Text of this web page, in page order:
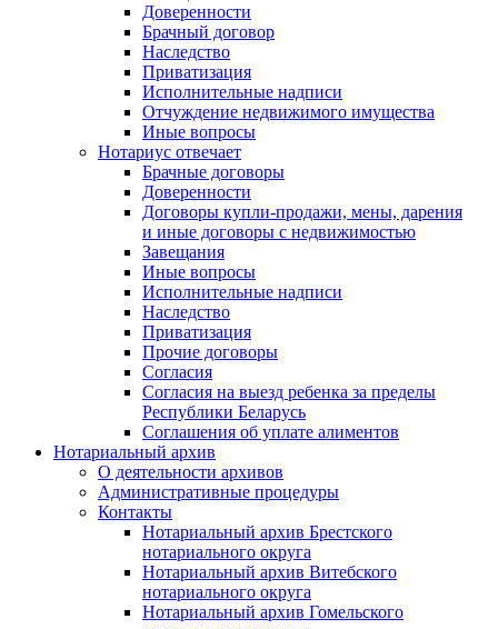
Доверенности
Брачный договор
Наследство
Приватизация
Исполнительные надписи
Отчуждение недвижимого имущества
Иные вопросы
Нотариус отвечает
Брачные договоры
Доверенности
Договоры купли-продажи, мены, дарения
и иные договоры с недвижимостью
Завещания
Иные вопросы
Исполнительные надписи
Наследство
Приватизация
Прочие договоры
Согласия
Согласия на выезд ребенка за пределы
Республики Беларусь
Соглашения об уплате алиментов
Нотариальный архив
О деятельности архивов
Административные процедуры
Контакты
Нотариальный архив Брестского
нотариального округа
Нотариальный архив Витебского
нотариального округа
Нотариальный архив Гомельского